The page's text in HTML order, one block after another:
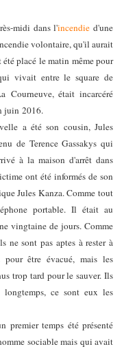
midi dans l'incendie d'une
volontaire, qu'il aurait
placé le matin même pour
vivait entre le square de
Courneuve, était incarcéré
juin 2016.
a été son cousin, Jules
de Terence Gassakys qui
à la maison d'arrêt dans
ont été informés de son
Jules Kanza. Comme tout
portable. Il était au
vingtaine de jours. Comme
ne sont pas aptes à rester à
être évacué, mais les
trop tard pour le sauver. Ils
ce sont eux les
premier temps été présenté
sociable mais qui avait